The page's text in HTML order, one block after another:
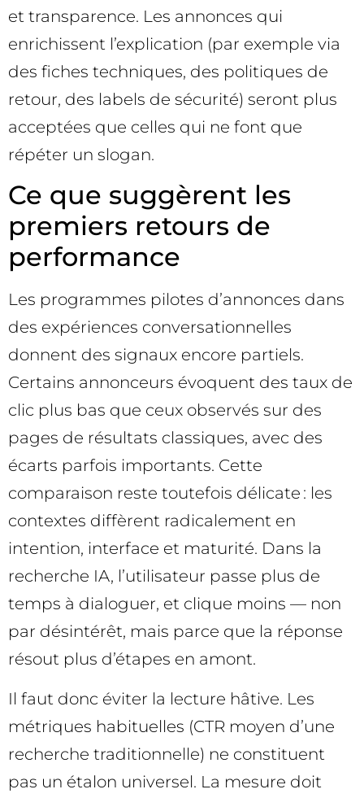
et transparence. Les annonces qui
enrichissent l’explication (par exemple via
des fiches techniques, des politiques de
retour, des labels de sécurité) seront plus
acceptées que celles qui ne font que
répéter un slogan.
Ce que suggèrent les
premiers retours de
performance
Les programmes pilotes d’annonces dans
des expériences conversationnelles
donnent des signaux encore partiels.
Certains annonceurs évoquent des taux de
clic plus bas que ceux observés sur des
pages de résultats classiques, avec des
écarts parfois importants. Cette
comparaison reste toutefois délicate : les
contextes diffèrent radicalement en
intention, interface et maturité. Dans la
recherche IA, l’utilisateur passe plus de
temps à dialoguer, et clique moins — non
par désintérêt, mais parce que la réponse
résout plus d’étapes en amont.
Il faut donc éviter la lecture hâtive. Les
métriques habituelles (CTR moyen d’une
recherche traditionnelle) ne constituent
pas un étalon universel. La mesure doit